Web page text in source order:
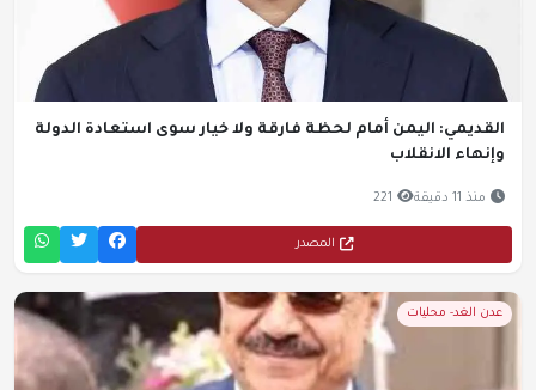
القديمي: اليمن أمام لحظة فارقة ولا خيار سوى استعادة الدولة
وإنهاء الانقلاب
منذ 11 دقيقة 221
المصدر
عدن الغد- محليات